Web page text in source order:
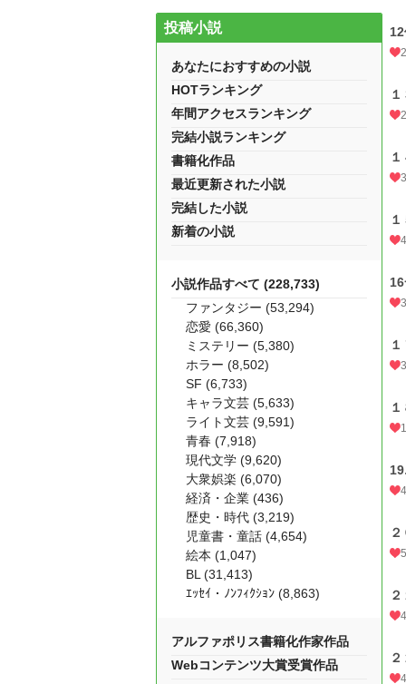
投稿小説
あなたにおすすめの小説
HOTランキング
年間アクセスランキング
完結小説ランキング
書籍化作品
最近更新された小説
完結した小説
新着の小説
小説作品すべて (228,733)
ファンタジー (53,294)
恋愛 (66,360)
ミステリー (5,380)
ホラー (8,502)
SF (6,733)
キャラ文芸 (5,633)
ライト文芸 (9,591)
青春 (7,918)
現代文学 (9,620)
大衆娯楽 (6,070)
経済・企業 (436)
歴史・時代 (3,219)
児童書・童話 (4,654)
絵本 (1,047)
BL (31,413)
ｴｯｾｲ・ﾉﾝﾌｨｸｼｮﾝ (8,863)
アルファポリス書籍化作家作品
Webコンテンツ大賞受賞作品